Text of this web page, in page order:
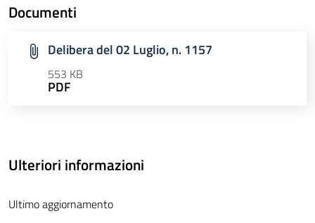
Documenti
Delibera del 02 Luglio, n. 1157
553 KB
PDF
Ulteriori informazioni
Ultimo aggiornamento